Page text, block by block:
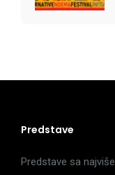
Predstave
Predstave sa najviše